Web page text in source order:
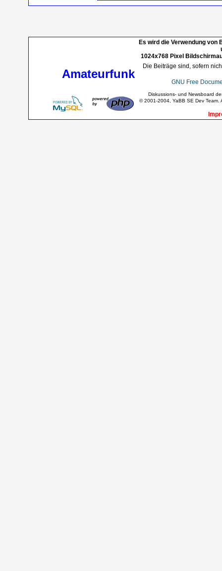
Es wird die Verwendung
1024x768 Pixel
Amateurfunk
Die Beiträge sind, sofern
GNU Free
Diskussions- und Newsboard
© 2001-2004, YaBB SE Dev Team.